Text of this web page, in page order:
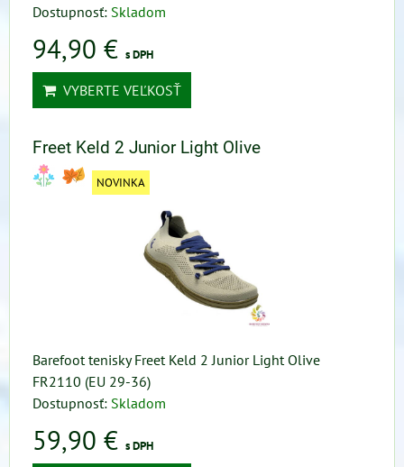
Dostupnosť: Skladom
94,90 € s DPH
VYBERTE VEĽKOSŤ
Freet Keld 2 Junior Light Olive
NOVINKA
Barefoot tenisky Freet Keld 2 Junior Light Olive
FR2110 (EU 29-36)
Dostupnosť: Skladom
59,90 € s DPH